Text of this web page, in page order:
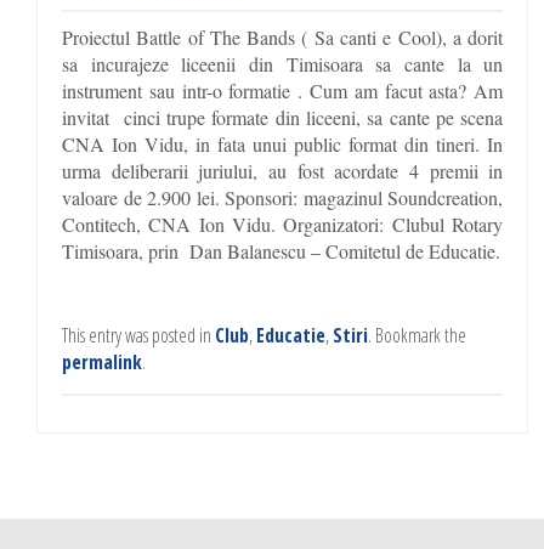
Proiectul Battle of The Bands ( Sa canti e Cool), a dorit
sa incurajeze liceenii din Timisoara sa cante la un
instrument sau intr-o formatie . Cum am facut asta? Am
invitat cinci trupe formate din liceeni, sa cante pe scena
CNA Ion Vidu, in fata unui public format din tineri. In
urma deliberarii juriului, au fost acordate 4 premii in
valoare de 2.900 lei. Sponsori: magazinul Soundcreation,
Contitech, CNA Ion Vidu. Organizatori: Clubul Rotary
Timisoara, prin Dan Balanescu – Comitetul de Educatie.
This entry was posted in Club,Educatie,Stiri. Bookmark the
permalink.